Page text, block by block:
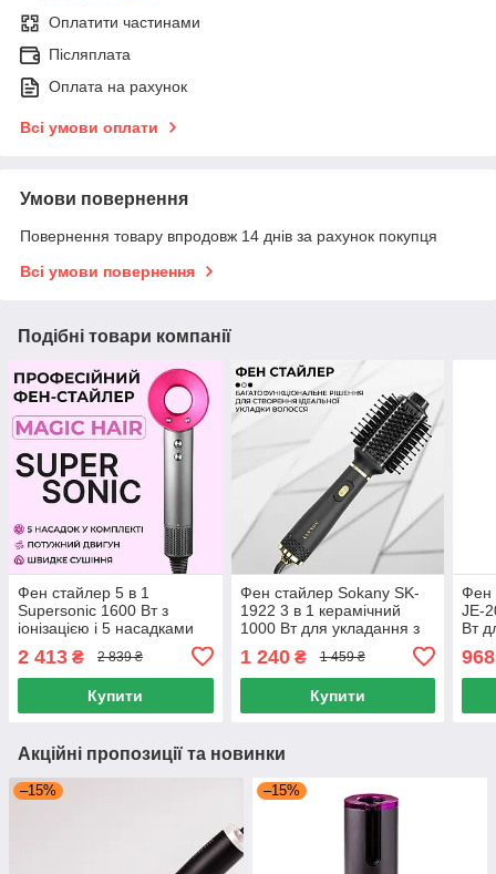
Оплатити частинами
Післяплата
Оплата на рахунок
Всі умови оплати
Умови повернення
Повернення товару впродовж 14 днів за рахунок покупця
Всі умови повернення
Подібні товари компанії
Фен стайлер 5 в 1
Supersonic 1600 Вт з
іонізацією і 5 насадками
2 413 ₴ 2 839 ₴
Купити
Фен стайлер Sokany SK-
1922 3 в 1 керамічний
1000 Вт для укладання з
обдувом
1 240₴ 1 459 ₴
Купити
Фен
JE-
Вт
968
Акційні пропозиції та новинки
–15% –15%